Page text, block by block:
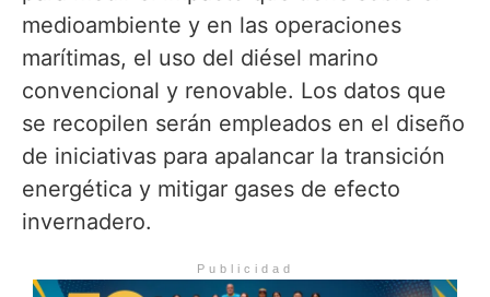
medioambiente y en las operaciones
marítimas, el uso del diésel marino
convencional y renovable. Los datos que
se recopilen serán empleados en el diseño
de iniciativas para apalancar la transición
energética y mitigar gases de efecto
invernadero.
Publicidad